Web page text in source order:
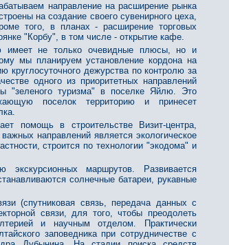
направление на расширение рынка
на создание своего сувенирного цеха,
того, в планах - расширение торговых
"Корбу", в том числе - открытие кафе.
имеет не только очевидные плюсы, но и
мы планируем установление кордона на
круглосуточного дежурства по контролю за
одного из приоритетных направлений
"зеленого туризма" в поселке Яйлю. Это
поселок территорию и принесет
помощь в строительстве Визит-центра,
направлений является экологическое
строится по технологии "экодома" и
экскурсионных маршрутов. Развивается
солнечные батареи, рукавные
(спутниковая связь, передача данных с
связи, для того, чтобы преодолеть
и научным отделом. Практически
заповедника при сотрудничестве с